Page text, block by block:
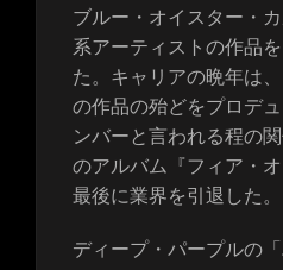
ブルー・オイスター・
系アーティストの作品
た。キャリアの晩年は
の作品の殆どをプロデ
ンバーと言われる程の
のアルバム『フィア・
最後に業界を引退した。
ディープ・パープルの